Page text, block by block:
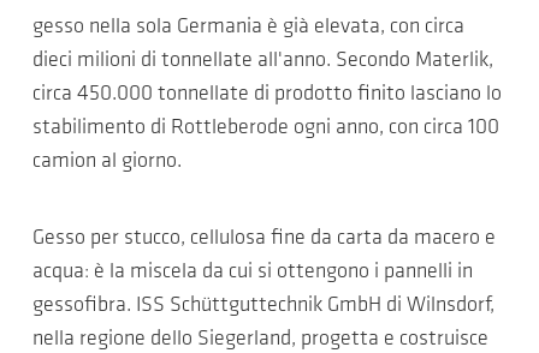
gesso nella sola Germania è già elevata, con circa
dieci milioni di tonnellate all'anno. Secondo Materlik,
circa 450.000 tonnellate di prodotto finito lasciano lo
stabilimento di Rottleberode ogni anno, con circa 100
camion al giorno.
Gesso per stucco, cellulosa fine da carta da macero e
acqua: è la miscela da cui si ottengono i pannelli in
gessofibra. ISS Schüttguttechnik GmbH di Wilnsdorf,
nella regione dello Siegerland, progetta e costruisce